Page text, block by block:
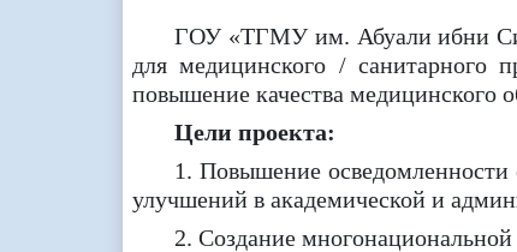
ГОУ «ТГМУ им. Абуали ибни
для медицинского / санитарного
повышение качества медицинского
Цели проекта:
1. Повышение осведомленности
улучшений в академической и
2. Создание